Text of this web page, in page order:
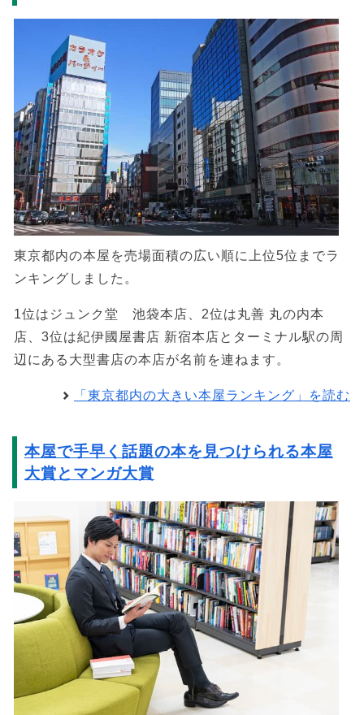
東京都内の本屋を売場面積の広い順に上位5位までラ
ンキングしました。
1位はジュンク堂 池袋本店、2位は丸善 丸の内本
店、3位は紀伊國屋書店 新宿本店とターミナル駅の周
辺にある大型書店の本店が名前を連ねます。
「東京都内の大きい本屋ランキング」を読む
本屋で手早く話題の本を見つけられる本屋
大賞とマンガ大賞